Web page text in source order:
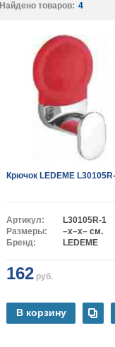
Найдено товаров: 4
Крючок LEDEME
Артикул:
L30105R-1
Размеры:
–x–x– см.
Бренд:
LEDEME
162 руб.
В корзину